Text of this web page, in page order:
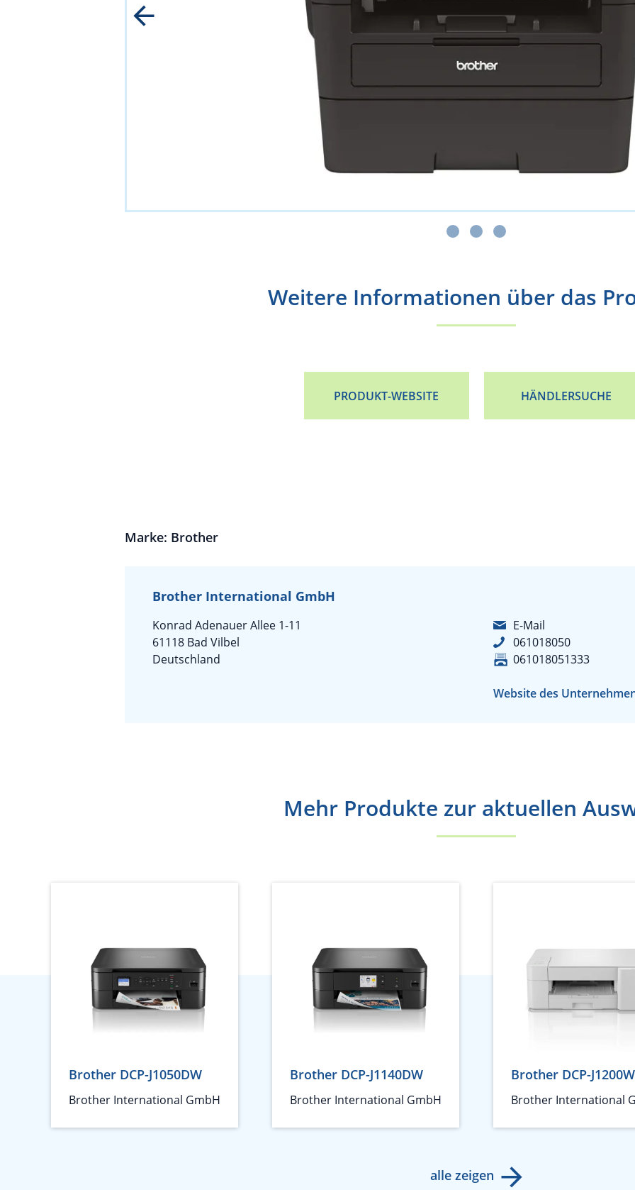
Weitere Informationen über das
PRODUKT-WEBSITE HÄNDLERSUCHE
Marke: Brother
Brother International GmbH
Konrad Adenauer Allee 1-11
61118 Bad Vilbel
Deutschland
E-Mail
061018050
061018051333
Website des
Mehr Produkte zur aktuellen
Brother DCP-J1050DW
Brother International GmbH
Brother DCP-J1140DW
Brother International GmbH
Brother DCP-J1200W
Brother International
alle zeigen